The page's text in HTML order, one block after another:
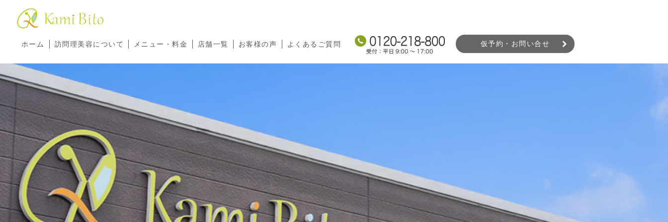
ホーム 訪問理美容について メニュー・料金 店舗一覧 お客様の声 よくあるご質問 仮予約・お問い合せ